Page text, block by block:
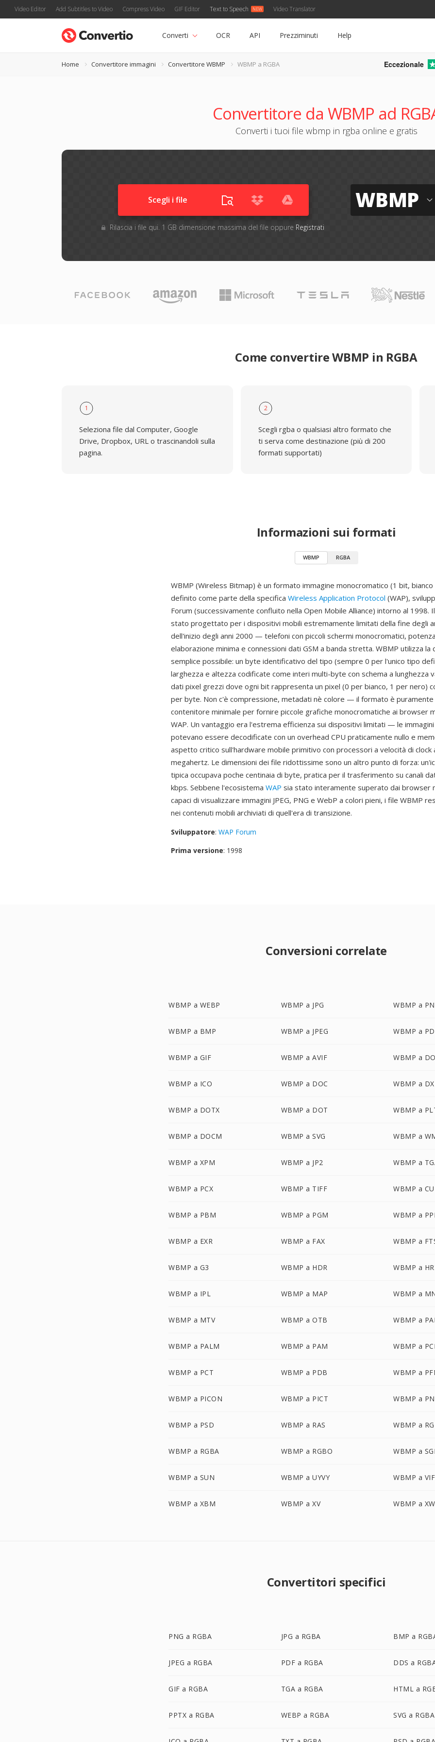
Video Editor Add Subtitles to Video Compress Video GIF Editor Text to Speech Video Translator
Converti OCR API Prezziminuti Help
Home Convertitore immagini Convertitore WBMP WBMP a RGBA Eccezionale
Convertitore da WBMP ad
Converti i tuoi file wbmp in rgba online e gratis
Scegli i file
Rilascia i file qui. 1 GB dimensione massima del file oppure Registrati
WBMP
Come convertire WBMP in RGBA
1
Seleziona file dal Computer, Google
Drive, Dropbox, URL o trascinandoli sulla
pagina.
2
Scegli rgba o qualsiasi altro formato che
ti serva come destinazione (più di 200
formati supportati)
Informazioni sui formati
WBMP RGBA
WBMP (Wireless Bitmap) è un formato immagine monocromatico (1 bit,
definito come parte della specifica Wireless Application Protocol (WAP),
Forum (successivamente confluito nella Open Mobile Alliance) intorno al 1998.
stato progettato per i dispositivi mobili estremamente limitati della fine degli
dell'inizio degli anni 2000 — telefoni con piccoli schermi monocromatici,
elaborazione minima e connessioni dati GSM a banda stretta. WBMP utilizza la
semplice possibile: un byte identificativo del tipo (sempre 0 per l'unico tipo
larghezza e altezza codificate come interi multi-byte con schema a lunghezza
dati pixel grezzi dove ogni bit rappresenta un pixel (0 per bianco, 1 per nero)
per byte. Non c'è compressione, metadati nè colore — il formato è puramente
contenitore minimale per fornire piccole grafiche monocromatiche ai browser
WAP. Un vantaggio era l'estrema efficienza sui dispositivi limitati — le immagini
potevano essere decodificate con un overhead CPU praticamente nullo e
aspetto critico sull'hardware mobile primitivo con processori a velocità di clock
megahertz. Le dimensioni dei file ridottissime sono un altro punto di forza:
tipica occupava poche centinaia di byte, pratica per il trasferimento su canali
kbps. Sebbene l'ecosistema WAP sia stato interamente superato dai browser
capaci di visualizzare immagini JPEG, PNG e WebP a colori pieni, i file WBMP
nei contenuti mobili archiviati di quell'era di transizione.
Sviluppatore: WAP Forum
Prima versione: 1998
Conversioni correlate
WBMP a WEBP WBMP a JPG WBMP a
WBMP a BMP WBMP a JPEG WBMP a
WBMP a GIF WBMP a AVIF WBMP a
WBMP a ICO WBMP a DOC WBMP a
WBMP a DOTX WBMP a DOT WBMP a
WBMP a DOCM WBMP a SVG WBMP a
WBMP a XPM WBMP a JP2 WBMP a
WBMP a PCX WBMP a TIFF WBMP a
WBMP a PBM WBMP a PGM WBMP a
WBMP a EXR WBMP a FAX WBMP a
WBMP a G3 WBMP a HDR WBMP a
WBMP a IPL WBMP a MAP WBMP a
WBMP a MTV WBMP a OTB WBMP a
WBMP a PALM WBMP a PAM WBMP a
WBMP a PCT WBMP a PDB WBMP a
WBMP a PICON WBMP a PICT WBMP a
WBMP a PSD WBMP a RAS WBMP a
WBMP a RGBA WBMP a RGBO WBMP a SGI
WBMP a SUN WBMP a UYVY WBMP a
WBMP a XBM WBMP a XV WBMP a
Convertitori specifici
PNG a RGBA JPG a RGBA BMP a
JPEG a RGBA PDF a RGBA DDS a
GIF a RGBA TGA a RGBA HTML a
PPTX a RGBA WEBP a RGBA SVG a RGBA